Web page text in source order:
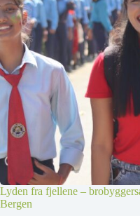
Lyden fra fjellene –
Bergen